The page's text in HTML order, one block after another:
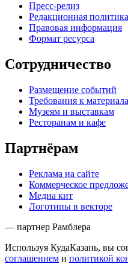
Пресс-релиз
Редакционная политика
Правовая информация
Формат ресурса
Сотрудничество
Размещение событий
Требования к
Музеям и выставкам
Ресторанам и кафе
Партнёрам
Реклама на сайте
Коммерческое
Медиа кит
Логотипы в векторе
— партнер Рамблера
Используя КудаКазань, вы
соглашением и политикой